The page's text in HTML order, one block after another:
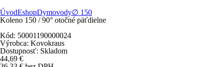
ÚvodEshopDymovody∅ 150
Koleno 150 / 90° otočné päťdielne
Kód: 50001190000024
Výrobca: Kovokraus
Dostupnosť: Skladom
44,69 €